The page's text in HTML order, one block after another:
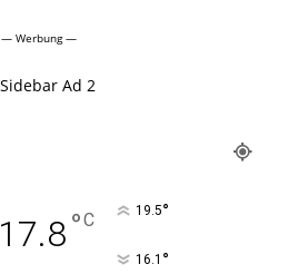
— Werbung —
17.8°C 19.5°
16.1 °